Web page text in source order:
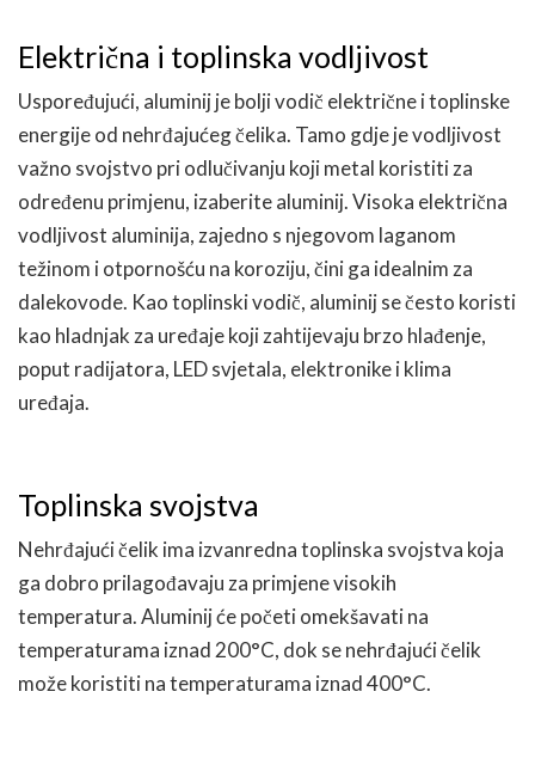
Električna i toplinska vodljivost
Uspoređujući, aluminij je bolji vodič električne i toplinske
energije od nehrđajućeg čelika. Tamo gdje je vodljivost
važno svojstvo pri odlučivanju koji metal koristiti za
određenu primjenu, izaberite aluminij. Visoka električna
vodljivost aluminija, zajedno s njegovom laganom
težinom i otpornošću na koroziju, čini ga idealnim za
dalekovode. Kao toplinski vodič, aluminij se često koristi
kao hladnjak za uređaje koji zahtijevaju brzo hlađenje,
poput radijatora, LED svjetala, elektronike i klima
uređaja.
Toplinska svojstva
Nehrđajući čelik ima izvanredna toplinska svojstva koja
ga dobro prilagođavaju za primjene visokih
temperatura. Aluminij će početi omekšavati na
temperaturama iznad 200°C, dok se nehrđajući čelik
može koristiti na temperaturama iznad 400°C.